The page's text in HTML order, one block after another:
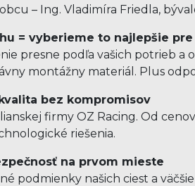
– Ing. Vladimíra Friedla,
= vyberieme to najlepšie pre
presne podľa vašich potrieb a
montážny materiál. Plus
bez kompromisov
firmy OZ Racing. Od
riešenia.
na prvom mieste
podmienky našich ciest a